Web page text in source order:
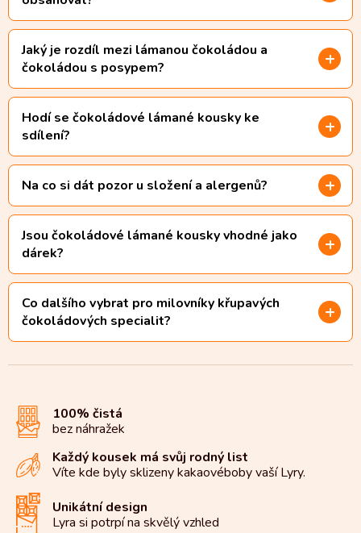
Jaký je rozdíl mezi lámanou čokoládou a
čokoládou s posypem?
Hodí se čokoládové lámané kousky ke
sdílení?
Na co si dát pozor u složení a alergenů?
Jsou čokoládové lámané kousky vhodné jako
dárek?
Co dalšího vybrat pro milovníky křupavých
čokoládových specialit?
100% čistá
bez náhražek
Každý kousek má svůj rodný list
Víte kde byly sklizeny kakaovéboby vaší Lyry.
Unikátní design
Lyra si potrpí na skvělý vzhled